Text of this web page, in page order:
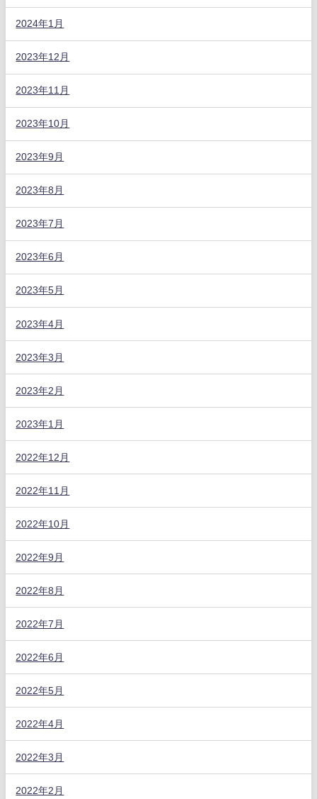
2024年1月
2023年12月
2023年11月
2023年10月
2023年9月
2023年8月
2023年7月
2023年6月
2023年5月
2023年4月
2023年3月
2023年2月
2023年1月
2022年12月
2022年11月
2022年10月
2022年9月
2022年8月
2022年7月
2022年6月
2022年5月
2022年4月
2022年3月
2022年2月